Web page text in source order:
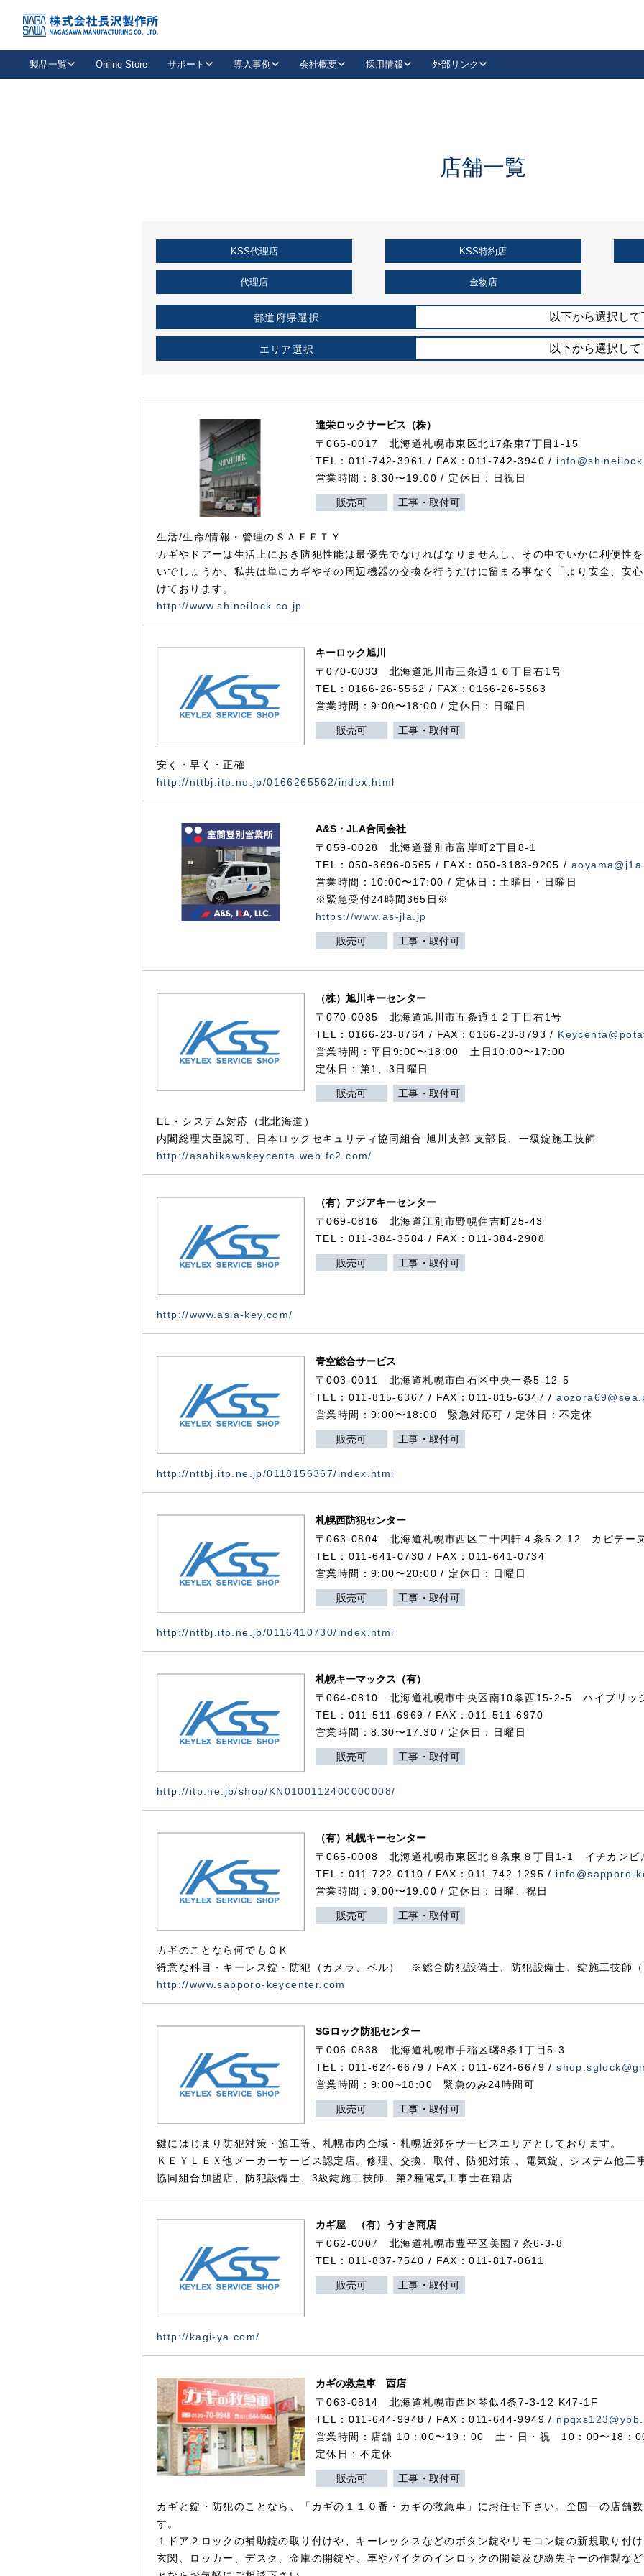
製品一覧
抗ウイルス・抗菌製品
キーレックスを品番からお探しいただけます。
Online Store サポート
取扱店情報
お役立ち情報
導入事例
企業様採用事例
会社概要 採用情報 外部リンク
LinkedIn
KSS加盟店・取扱店情報
店舗一覧
店舗一覧
KSS代理店 KSS特約店
代理店 金物店
都道府県選択 以下から選択し
エリア選択 以下から選択し
進栄ロックサービス（株）
〒065-0017 北海道札幌市東区北17条東7丁目1-15
TEL：011-742-3961 / FAX：011-742-3940 /
営業時間：8:30〜19:00 / 定休日：日祝日
販売可 工事・取付可
生活/生命/情報・管理のＳＡＦＥＴＹ
カギやドアーは生活上におき防犯性能は最優先でなければなりませんし、その中でいかに利便性
いでしょうか、私共は単にカギやその周辺機器の交換を行うだけに留まる事なく「より安全、安
けております。
http://www.shineilock.co.jp
キーロック旭川
〒070-0033 北海道旭川市三条通１６丁目右1号
TEL：0166-26-5562 / FAX：0166-26-5563
営業時間：9:00〜18:00 / 定休日：日曜日
販売可 工事・取付可
安く・早く・正確
http://nttbj.itp.ne.jp/0166265562/index.html
A&S・JLA合同会社
〒059-0028北海道登別市富岸町2丁目 8-1
TEL：050-3696-0565 / FAX：050-3183-9205 /
営業時間：10:00〜17:00 / 定休日：土曜日・日曜日
※緊急受付24時間365日※
https://www.as-jla.jp
販売可 工事・取付可
（株）旭川キーセンター
〒070-0035 北海道旭川市五条通１２丁目右1号
TEL：0166-23-8764 / FAX：0166-23-8793 /
営業時間：平日9:00〜18:00 土日10:00〜17:00
定休日：第1、3日曜日
販売可 工事・取付可
EL・システム対応（北北海道）
内閣総理大臣認可、日本ロックセキュリティ協同組合 旭川支部 支部長、一級錠施工技師
http://asahikawakeycenta.web.fc2.com/
（有）アジアキーセンター
〒069-0816 北海道江別市野幌住吉町25-43
TEL：011-384-3584 / FAX：011-384-2908
販売可 工事・取付可
http://www.asia-key.com/
青空総合サービス
〒003-0011 北海道札幌市白石区中央一条5-12-5
TEL：011-815-6367 / FAX：011-815-6347 /
営業時間：9:00〜18:00 緊急対応可 / 定休日：不定休
販売可 工事・取付可
http://nttbj.itp.ne.jp/0118156367/index.html
札幌西防犯センター
〒063-0804 北海道札幌市西区二十四軒４条5-2-12 カピテー
TEL：011-641-0730 / FAX：011-641-0734
営業時間：9:00〜20:00 / 定休日：日曜日
販売可 工事・取付可
http://nttbj.itp.ne.jp/0116410730/index.html
札幌キーマックス（有）
〒064-0810 北海道札幌市中央区南10条西15-2-5 ハイブリッ
TEL：011-511-6969 / FAX：011-511-6970
営業時間：8:30〜17:30 / 定休日：日曜日
販売可 工事・取付可
http://itp.ne.jp/shop/KN0100112400000008/
（有）札幌キーセンター
〒065-0008 北海道札幌市東区北８条東８丁目1-1 イチカンビ
TEL：011-722-0110 / FAX：011-742-1295 / info@sapporo-
営業時間：9:00〜19:00 / 定休日：日曜、祝日
販売可 工事・取付可
カギのことなら何でもＯＫ
得意な科目・キーレス錠・防犯（カメラ、ベル） ※総合防犯設備士、防犯設備士、錠施工技師
http://www.sapporo-keycenter.com
SGロック防犯センター
〒006-0838 北海道札幌市手稲区曙8条1丁目5-3
TEL：011-624-6679 / FAX：011-624-6679 /
営業時間：9:00~18:00 緊急のみ24時間可
販売可 工事・取付可
鍵にはじまり防犯対策・施工等、札幌市内全域・札幌近郊をサービスエリアとしております。
ＫＥＹＬＥＸ他メーカーサービス認定店。修理、交換、取付、防犯対策 、電気錠、システム他工
協同組合加盟店、防犯設備士、3級錠施工技師、第2種電気工事士在籍店
カギ屋 （有）うすき商店
〒062-0007 北海道札幌市豊平区美園７条6-3-8
TEL：011-837-7540 / FAX：011-817-0611
販売可 工事・取付可
http://kagi-ya.com/
カギの救急車 西店
〒063-0814 北海道札幌市西区琴似4条7-3-12 K47-1F
TEL：011-644-9948 / FAX：011-644-9949 /
営業時間：店舗 10：00〜19：00 土・日・祝 10：00〜18：
定休日：不定休
販売可 工事・取付可
カギと錠・防犯のことなら、「カギの１１０番・カギの救急車」にお任せ下さい。全国一の店舗
す。
１ドア２ロックの補助錠の取り付けや、キーレックスなどのボタン錠やリモコン錠の新規取り付
玄関、ロッカー、デスク、金庫の開錠や、車やバイクのインロックの開錠及び紛失キーの作製な